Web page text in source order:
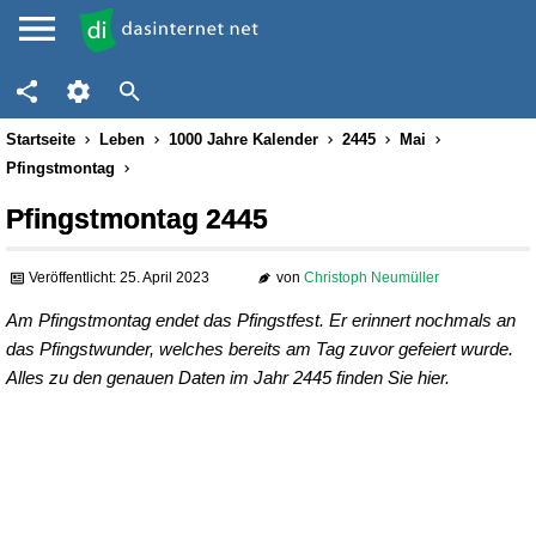
Startseite Leben 1000 Jahre Kalender 2445
Mai
Pfingstmontag
Pfingstmontag 2445
Veröffentlicht: 25. April 2023 von Christoph Neumüller
Am Pfingstmontag endet das Pfingstfest. Er erinnert nochmals an
das Pfingstwunder, welches bereits am Tag zuvor gefeiert wurde.
Alles zu den genauen Daten im Jahr 2445 finden Sie hier.